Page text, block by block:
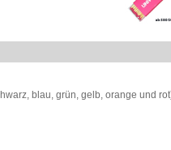
blau, grün, gelb, orange und